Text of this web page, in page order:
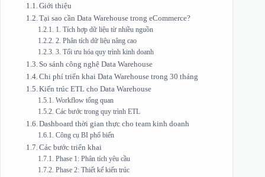
Giới thiệu
Tại sao cần Data Warehouse trong eCommerce?
1. Tích hợp dữ liệu từ nhiều nguồn
2. Phân tích dữ liệu nâng cao
3. Tối ưu hóa quy trình kinh doanh
So sánh công nghệ Data Warehouse
Chi phí triển khai Data Warehouse trong 30 tháng
Kiến trúc ETL cho Data Warehouse
Workflow tổng quan
Các bước trong quy trình ETL
Dashboard thời gian thực cho team kinh doanh
Công cụ BI phổ biến
Các bước triển khai
Phase 1: Phân tích yêu cầu
Phase 2: Thiết kế kiến trúc